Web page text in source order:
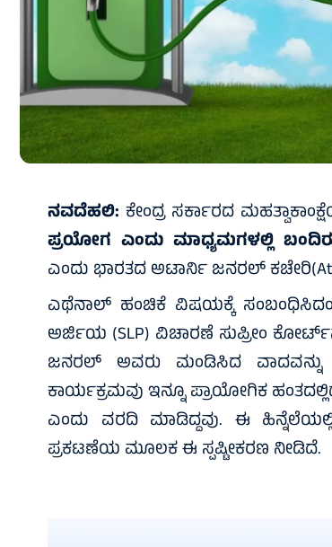
ನವದೆಹಲಿ: ಕೇಂದ್ರ ಸರ್ಕಾರದ
ಪ್ರಯೋಗ ಎಂದು ಮಾಧ್ಯಮಗಳಲ್ಲಿ
ಎಂದು ಭಾರತದ ಅಟಾರ್ನಿ ಜನರಲ್
ಎಥೆನಾಲ್ ಹಂಚಿಕೆ ವಿಷಯಕ್ಕೆ ಸಂಬಂಧಿಸಿದಂತೆ
ಅರ್ಜಿಯ (SLP) ವಿಚಾರಣೆ ಸುಪ್ರೀಂ
ಜನರಲ್ ಅವರು ಮಂಡಿಸಿದ ವಾದವನ್ನು
ಕಾರ್ಯಕ್ರಮವು ಇನ್ನೂ ಪ್ರಾಯೋಗಿಕ
ಎಂದು ವರದಿ ಮಾಡಿದ್ದವು. ಈ
ಪ್ರಕಟಣೆಯ ಮೂಲಕ ಈ ಸ್ಪಷ್ಟೀಕರಣ ನೀಡಿದೆ.